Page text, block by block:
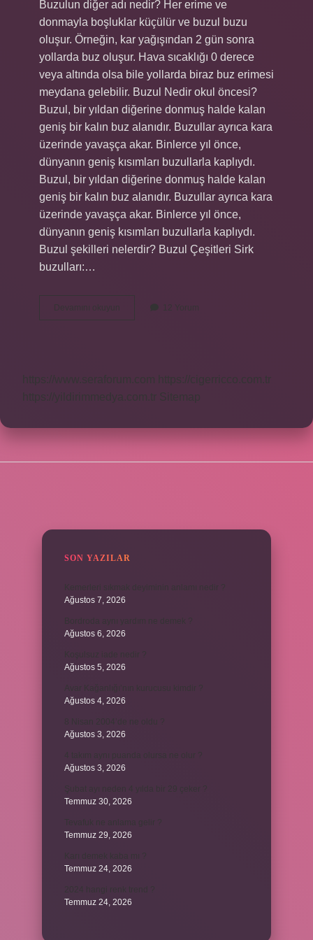
Buzulun diğer adı nedir? Her erime ve
donmayla boşluklar küçülür ve buzul buzu
oluşur. Örneğin, kar yağışından 2 gün sonra
yollarda buz oluşur. Hava sıcaklığı 0 derece
veya altında olsa bile yollarda biraz buz erimesi
meydana gelebilir. Buzul Nedir okul öncesi?
Buzul, bir yıldan diğerine donmuş halde kalan
geniş bir kalın buz alanıdır. Buzullar ayrıca kara
üzerinde yavaşça akar. Binlerce yıl önce,
dünyanın geniş kısımları buzullarla kaplıydı.
Buzul, bir yıldan diğerine donmuş halde kalan
geniş bir kalın buz alanıdır. Buzullar ayrıca kara
üzerinde yavaşça akar. Binlerce yıl önce,
dünyanın geniş kısımları buzullarla kaplıydı.
Buzul şekilleri nelerdir? Buzul Çeşitleri Sirk
buzulları:…
Devamını okuyun
Neye
12 Yorum
https://www.seraforum.com
https://cigerricco.com.tr
https://yildirimmedya.com.tr Sitemap
SON YAZILAR
Ağustos 7, 2026
Ağustos 6, 2026
Ağustos 5, 2026
Ağustos 4, 2026
Ağustos 3, 2026
Ağustos 3, 2026
Temmuz 30, 2026
Temmuz 29, 2026
Temmuz 24, 2026
Temmuz 24, 2026